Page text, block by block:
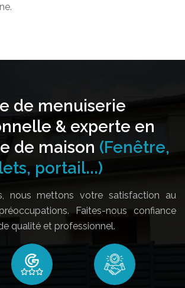
de menuiserie
& experte en
de maison (Fenêtre,
portail...)
nous mettons votre satisfaction au
Faites-nous confiance
qualité et professionnel.